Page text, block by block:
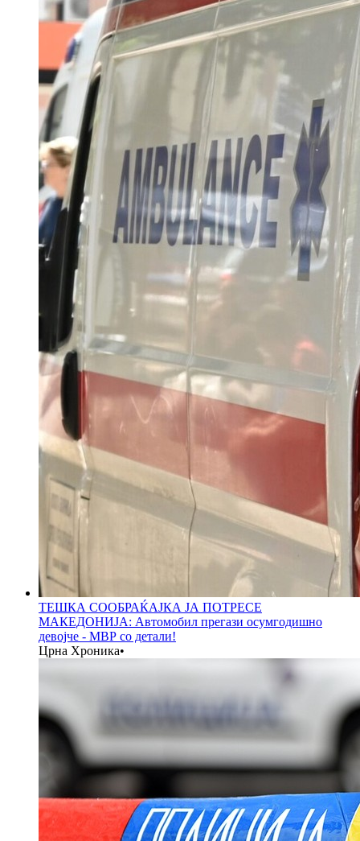
ТЕШКА СООБРАЌАЈКА ЈА ПОТРЕСЕ
МАКЕДОНИЈА: Автомобил прегази осумгодишно
девојче - МВР со детали!
Црна Хроника•